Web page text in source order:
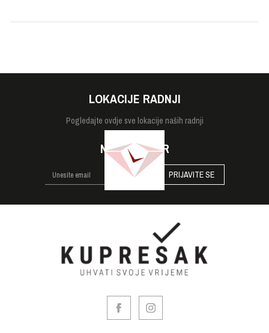
LOKACIJE RADNJI
Pogledajte ovdje sve lokacije naših radnji
NEWSLETTER
PRIJAVITE SE